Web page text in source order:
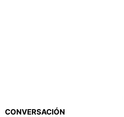
CONVERSACIÓN